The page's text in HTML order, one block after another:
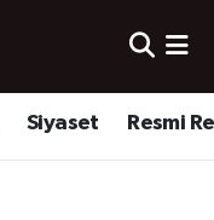
Siyaset Resmi